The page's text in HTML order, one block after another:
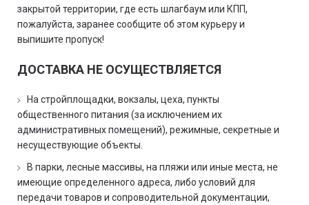
закрытой территории, где есть шлагбаум или КПП,
пожалуйста, заранее сообщите об этом курьеру и
выпишите пропуск!
ДОСТАВКА НЕ ОСУЩЕСТВЛЯЕТСЯ
На стройплощадки, вокзалы, цеха, пункты
общественного питания (за исключением их
административных помещений), режимные, секретные и
несуществующие объекты.
В парки, лесные массивы, на пляжи или иные места, не
имеющие определенного адреса, либо условий для
передачи товаров и сопроводительной документации,